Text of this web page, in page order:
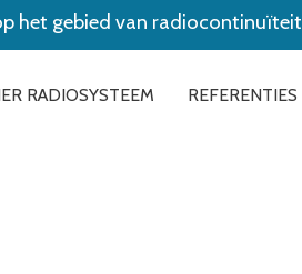
het gebied van radiocontinuïteit
RADIOSYSTEEM REFERENTIES